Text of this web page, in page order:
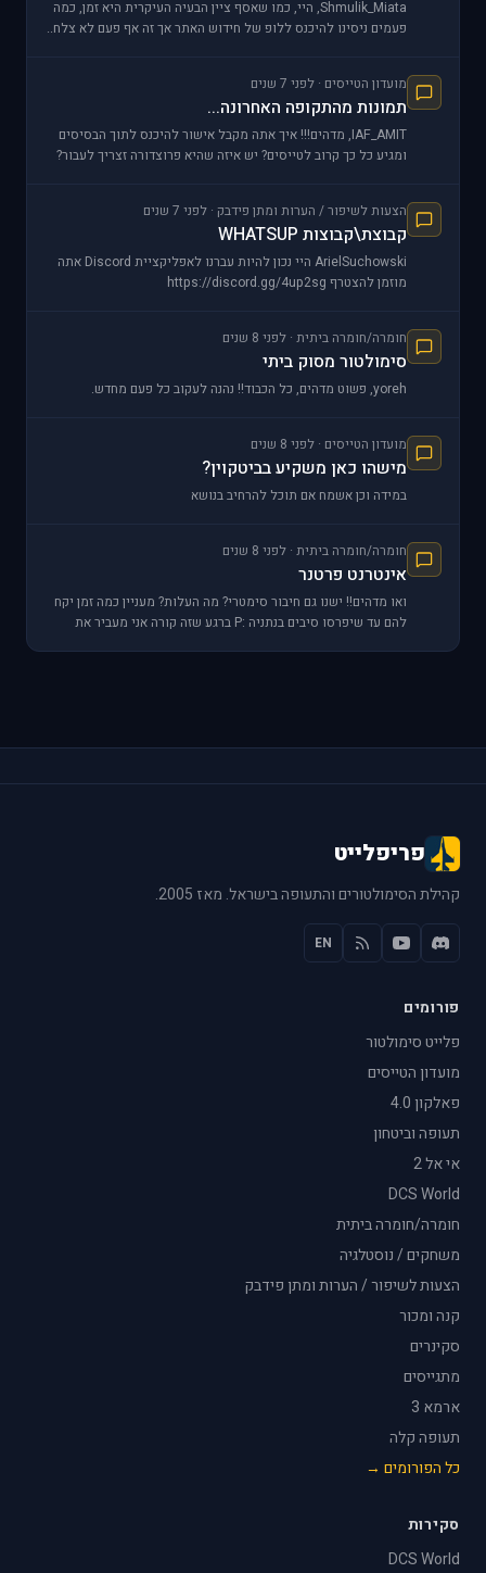
Shmulik_Miata, היי, כמו שאסף ציין הבעיה העיקרית היא זמן, כמה
פעמים ניסינו להיכנס ללופ של חידוש האתר אך זה אף פעם לא צלח..
מועדון הטייסים · לפני 7 שנים
תמונות מהתקופה האחרונה...
IAF_AMIT, מדהים!!! איך אתה מקבל אישור להיכנס לתוך הבסיסים
ומגיע כל כך קרוב לטייסים? יש איזה שהיא פרוצדורה זצריך לעבור?
הצעות לשיפור / הערות ומתן פידבק · לפני 7 שנים
קבוצת\קבוצות WHATSUP
ArielSuchowski היי נכון להיות עברנו לאפליקציית Discord אתה
מוזמן להצטרף https://discord.gg/4up2sg
חומרה/חומרה ביתית · לפני 8 שנים
סימולטור מסוק ביתי
yoreh, פשוט מדהים, כל הכבוד!! נהנה לעקוב כל פעם מחדש.
מועדון הטייסים · לפני 8 שנים
מישהו כאן משקיע בביטקוין?
במידה וכן אשמח אם תוכל להרחיב בנושא
חומרה/חומרה ביתית · לפני 8 שנים
אינטרנט פרטנר
ואו מדהים!! ישנו גם חיבור סימטרי? מה העלות? מעניין כמה זמן יקח
להם עד שיפרסו סיבים בנתניה :P ברגע שזה קורה אני מעביר את
פריפלייט
קהילת הסימולטורים והתעופה בישראל. מאז 2005.
EN
פורומים
פלייט סימולטור
מועדון הטייסים
פאלקון 4.0
תעופה וביטחון
אי אל 2
DCS World
חומרה/חומרה ביתית
משחקים / נוסטלגיה
הצעות לשיפור / הערות ומתן פידבק
קנה ומכור
סקינרים
מתגייסים
ארמא 3
תעופה קלה
כל הפורומים →
סקירות
DCS World